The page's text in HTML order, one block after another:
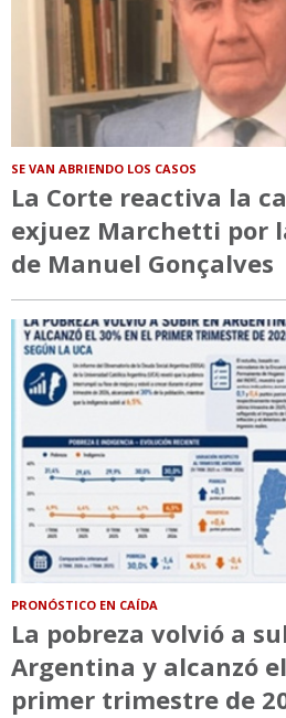
SE VAN ABRIENDO LOS CASOS
La Corte reactiva la
exjuez Marchetti por
de Manuel Gonçalves
PRONÓSTICO EN CAÍDA
La pobreza volvió a
Argentina y alcanzó
primer trimestre de